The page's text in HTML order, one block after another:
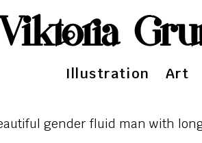
Viktoria
Illustration Art